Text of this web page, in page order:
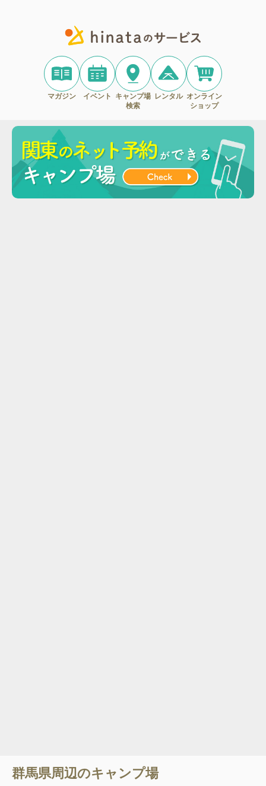
マガジン イベント
キャンプ場
検索
レンタル オンライン
ショップ
群馬県周辺のキャンプ場